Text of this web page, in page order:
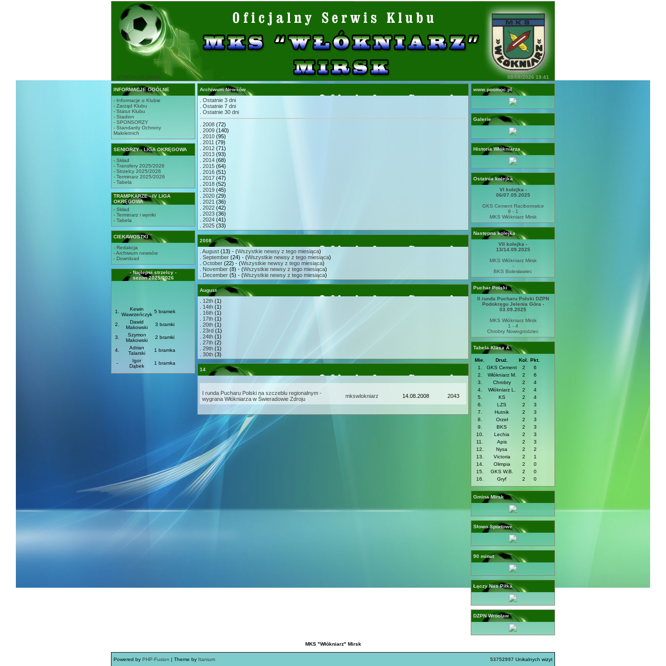
STRONA GŁÓWNA 08/08/2026 19:41
INFORMACJE OGÓLNE
- Informacje o Klubie
- Zarząd Klubu
- Statut Klubu
- Stadion
- SPONSORZY
- Standardy Ochrony
Małoletnich
SENIORZY - LIGA OKRĘGOWA
- Skład
- Transfery 2025/2026
- Strzelcy 2025/2026
- Terminarz 2025/2026
- Tabela
TRAMPKARZE - IV LIGA
OKRĘGOWA
- Skład
- Terminarz i wyniki
- Tabela
CIEKAWOSTKI
- Redakcja
- Archiwum newsów
- Download
- Najlepsi strzelcy -
sezon 2025/2026
1.
Kewin
Wawrzeńczyk
5 bramek
2.
Dawid
Makowski
3 bramki
3.
Szymon
Makowski
2 bramki
4.
Adrian
Talarski
1 bramka
-
Igor
Dąbek
1 bramka
Archiwum Newsów
Ostatnie 3 dni
Ostatnie 7 dni
Ostatnie 30 dni
2008 (72)
2009 (140)
2010 (95)
2011 (79)
2012 (71)
2013 (93)
2014 (68)
2015 (64)
2016 (51)
2017 (47)
2018 (52)
2019 (45)
2020 (29)
2021 (36)
2022 (42)
2023 (36)
2024 (41)
2025 (33)
2008
August (13) - (Wszystkie newsy z tego miesiąca)
September (24) - (Wszystkie newsy z tego miesiąca)
October (22) - (Wszystkie newsy z tego miesiąca)
November (8) - (Wszystkie newsy z tego miesiąca)
December (5) - (Wszystkie newsy z tego miesiąca)
August
12th (1)
14th (1)
16th (1)
17th (1)
20th (1)
23rd (1)
24th (1)
27th (2)
29th (1)
30th (3)
14
I runda Pucharu Polski na szczeblu regionalnym -
wygrana Włókniarza w Świeradowie Zdroju
mkswlokniarz 14.08.2008 2043
www.poomoc.pl
Galerie
Historia Włókniarza
Ostatnia kolejka
VI kolejka -
06/07.09.2025
GKS Cement Raciborowice
9 - 1
MKS Włókniarz Mirsk
Następna kolejka
VII kolejka -
13/14.09.2025
MKS Włókniarz Mirsk
-
BKS Bolesławiec
Puchar Polski
II runda Pucharu Polski DZPN
Podokręgu Jelenia Góra -
03.09.2025
MKS Włókniarz Mirsk
1 - 4
Chrobry Nowogrodziec
Tabela Klasa A
Mie. Druż. Kol.
Pkt.
1.
GKS Cement 2
6
2.
Włókniarz M. 2
6
3.
Chrobry 2
4
4.
Włókniarz L. 2
4
5.
KS 2
4
6.
LZS 2
3
7.
Hutnik 2
3
8.
Orzeł 2
3
9.
BKS 2
3
10.
Lechia 2
3
11.
Apis 2
3
12.
Nysa 2
2
13.
Victoria 2
1
14.
Olimpia 2
0
15.
GKS W.B. 2
0
16.
Gryf 2 0
Gmina Mirsk
Słowo Sportowe
90 minut
Łączy Nas Piłka
DZPN Wrocław
MKS "Włókniarz" Mirsk
Powered by PHP-Fusion | Theme by Itanium 53752997 Unikalnych wizyt